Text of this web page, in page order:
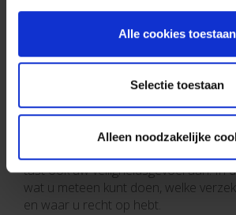
Alle cookies toestaan
Selectie toestaan
Alleen noodzakelijke
tast ook uw veiligheidsgevoel aan. In
wat u meteen kunt doen, welke
en waar u recht op hebt.